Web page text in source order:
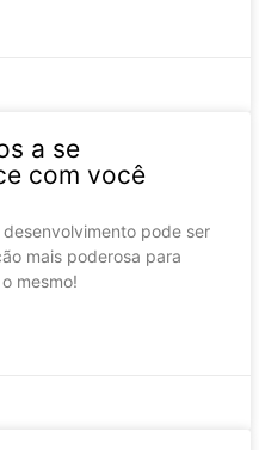
a se
com você
pode ser
mais poderosa para
mesmo!